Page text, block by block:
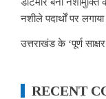
नशीले पदार्थों पर
उत्तराखंड के ‘पूर्ण
RECENT